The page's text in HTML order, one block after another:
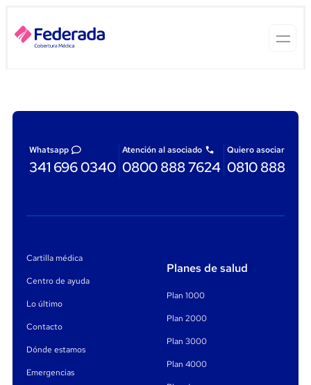
Whatsapp
341 696 0340
Atención al asociado
0800 888 7624
Quiero asociarme
0810 888
Cartilla médica
Centro de ayuda
Lo último
Contacto
Dónde estamos
Emergencias
Planes de salud
Plan 1000
Plan 2000
Plan 3000
Plan 4000